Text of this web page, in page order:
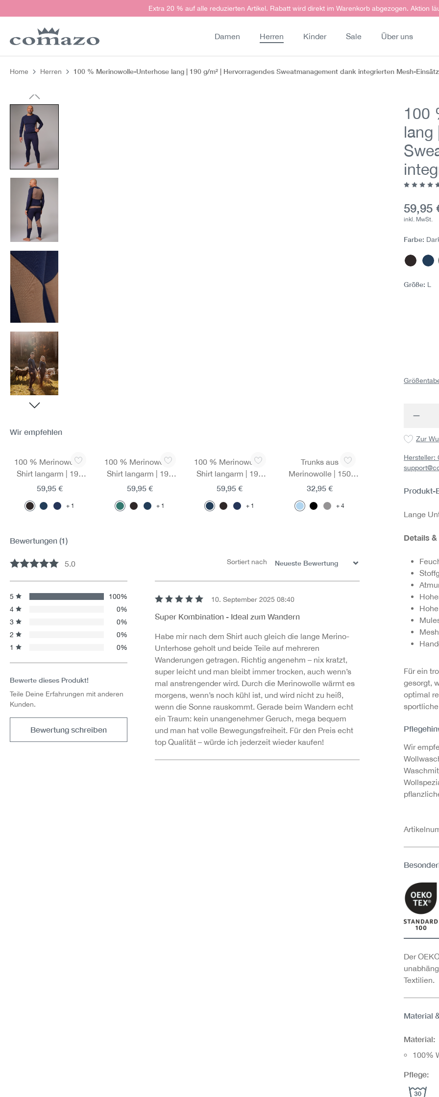
Zur Hauptnavigation springenExtra 20 % auf alle reduzierten Artikel. Rabatt wird direkt im Warenkorb abgezogen. Aktion
Damen Herren Kinder Sale Über uns
Home Herren 100 % Merinowolle-Unterhose lang | 190 g/m² | Hervorragendes Sweatmanagement dank integrierten Mesh-
Bildergalerie überspringen
100
lang
59,95
inkl. MwSt.
Farbe:
Größe: L
Zur
Hersteller:
Produkt-
Lange
Details
Für ein
gesorgt,
optimal
Wir
Der
Textilien.
Material
Material:
100%
Pflege:
Wir empfehlen
100 % Merinowolle-
Shirt langarm | 190
g/m² | Hervorragendes
dank integrierten
1
59,95 €
100 % Merinowolle-
Shirt langarm | 190
g/m² | Hervorragendes
dank integrierten
1
59,95 €
100 % Merinowolle-
Shirt langarm | 190
g/m² | Hervorragendes
dank integrierten
1
59,95 €
Trunks aus
Merinowolle | 150
g/m² | Extrem leicht
Atmungsaktiv
4
32,95 €
Bewertungen (1)
Durchschnittliche Bewertung von 5 von 5 Sternen
5.0 Sortiert nach
5
100%
4
0%
3
0%
2
0%
1
0%
Bewerte dieses Produkt!
Teile Deine Erfahrungen mit anderen
Kunden.
Bewertung schreiben
10. September 2025 08:40
Super Kombination - Ideal zum Wandern
Habe mir nach dem Shirt auch gleich die lange Merino-
Unterhose geholt und beide Teile auf mehreren
Wanderungen getragen. Richtig angenehm – nix kratzt,
super leicht und man bleibt immer trocken, auch wenn’s
mal anstrengender wird. Durch die Merinowolle wärmt es
morgens, wenn’s noch kühl ist, und wird nicht zu heiß,
wenn die Sonne rauskommt. Gerade beim Wandern echt
ein Traum: kein unangenehmer Geruch, mega bequem
und man hat volle Bewegungsfreiheit. Für den Preis echt
top Qualität – würde ich jederzeit wieder kaufen!